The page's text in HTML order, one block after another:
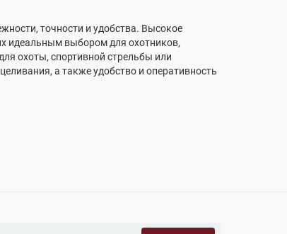
точности и удобства. Высокое
идеальным выбором для охотников,
охоты, спортивной стрельбы или
а также удобство и оперативность